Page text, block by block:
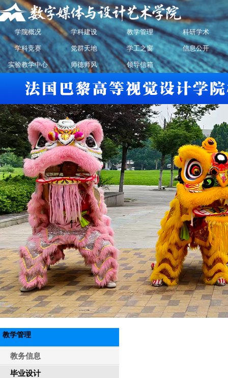
学院概况 学科建设 教学管理 科研学术
学科竞赛 党群天地 学工之窗 信息公开
实验教学中心 师德师风 领导信箱
教学管理
教务信息
毕业设计